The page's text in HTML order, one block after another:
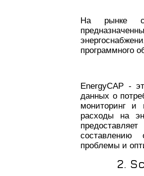
На рынке
программного
EnergyCAP -
данных о
мониторинг и
расходы на
составлению
проблемы и
2.